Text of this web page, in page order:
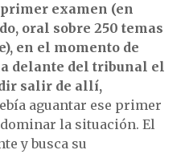
examen (en
oral sobre 250 temas
en el momento de
delante del tribunal el
salir de allí,
aguantar ese primer
la situación. El
y busca su